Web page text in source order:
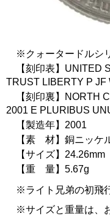
※クォータードルシ
【刻印表】UNITED
TRUST LIBERTY P JF
【刻印裏】NORTH
2001 E PLURIBUS
【製造年】2001
【素 材】銅ニッケ
【サイズ】24.26mm
【重 量】5.67g
※ライト兄弟の初飛
※サイズと重量は、